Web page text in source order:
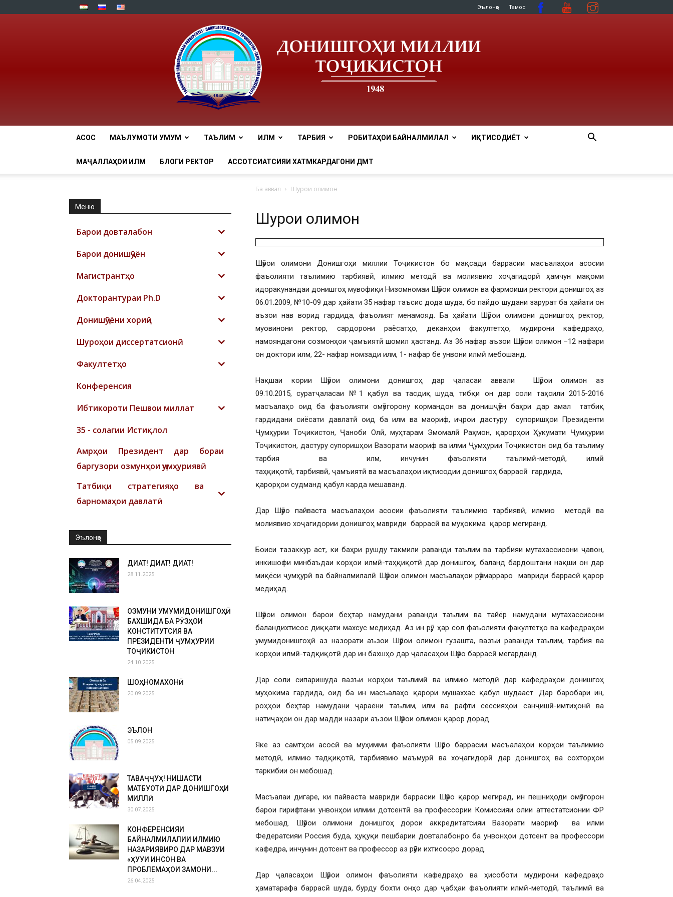
Эълонҳо Тамос
tnu
АСОСӢ МАЪЛУМОТИ УМУМӢ ТАЪЛИМ ИЛМ ТАРБИЯ РОБИТАҲОИ БАЙНАЛМИЛАЛӢ ИҚТИСОДИЁТ
МАҶАЛЛАҲОИ ИЛМӢ БЛОГИ РЕКТОР АССОТСИАТСИЯИ ХАТМКАРДАГОНИ ДМТ
Ба аввал Шурои олимон
Шурои олимон
Шӯрои олимони Донишгоҳи миллии Тоҷикистон бо мақсади баррасии масъалаҳои асосии
фаъолияти таълимию тарбиявӣ, илмию методӣ ва молиявию хоҷагидорӣ ҳамчун мақоми
идоракунандаи донишгоҳ мувофиқи Низомномаи Шӯрои олимон ва фармоиши ректори донишгоҳ аз
06.01.2009, №10-09 дар ҳайати 35 нафар таъсис дода шуда, бо пайдо шудани зарурат ба ҳайати он
аъзои нав ворид гардида, фаъолият менамояд. Ба ҳайати Шӯрои олимони донишгоҳ ректор,
муовинони ректор, сардорони раёсатҳо, деканҳои факултетҳо, мудирони кафедраҳо,
намояндагони созмонҳои ҷамъиятӣ шомил ҳастанд. Аз 36 нафар аъзои Шӯрои олимон –12 нафари
он доктори илм, 22- нафар номзади илм, 1- нафар бе унвони илмӣ мебошанд.
Нақшаи кории Шӯрои олимони донишгоҳ дар ҷаласаи аввали Шӯрои олимон аз
09.10.2015, суратҷаласаи №1 қабул ва тасдиқ шуда, тибқи он дар соли таҳсили 2015-2016
масъалаҳо оид ба фаъолияти омӯзгорону кормандон ва донишҷӯён баҳри дар амал татбиқ
гардидани сиёсати давлатӣ оид ба илм ва маориф, иҷрои дастуру супоришҳои Президенти
Ҷумҳурии Тоҷикистон, Ҷаноби Олӣ, муҳтарам Эмомалӣ Раҳмон, қарорҳои Ҳукумати Ҷумҳурии
Тоҷикистон, дастуру супоришҳои Вазорати маориф ва илми Ҷумҳурии Тоҷикистон оид ба таълиму
тарбия ва илм, инчунин фаъолияти таълимӣ-методӣ, илмӣ
таҳқиқотӣ, тарбиявӣ, ҷамъиятӣ ва масъалаҳои иқтисодии донишгоҳ баррасӣ гардида,
қарорҳои судманд қабул карда мешаванд.
Дар Шӯро пайваста масъалаҳои асосии фаъолияти таълимию тарбиявӣ, илмию методӣ ва
молиявию хоҷагидории донишгоҳ мавриди баррасӣ ва муҳокима қарор мегиранд.
Боиси тазаккур аст, ки баҳри рушду такмили раванди таълим ва тарбияи мутахассисони ҷавон,
инкишофи минбаъдаи корҳои илмӣ-таҳқиқотӣ дар донишгоҳ, баланд бардоштани нақши он дар
миқёси ҷумҳурӣ ва байналмилалӣ Шӯрои олимон масъалаҳои рӯзмарраро мавриди баррасӣ қарор
медиҳад.
Шӯрои олимон барои беҳтар намудани раванди таълим ва тайёр намудани мутахассисони
баландихтисос диққати махсус медиҳад. Аз ин рӯ, ҳар сол фаъолияти факултетҳо ва кафедраҳои
умумидонишгоҳӣ аз назорати аъзои Шӯрои олимон гузашта, вазъи раванди таълим, тарбия ва
корҳои илмӣ-тадқиқотӣ дар ин бахшҳо дар ҷаласаҳои Шӯро баррасӣ мегарданд.
Дар соли сипаришуда вазъи корҳои таълимӣ ва илмию методӣ дар кафедраҳои донишгоҳ
муҳокима гардида, оид ба ин масъалаҳо қарори мушаххас қабул шудааст. Дар баробари ин,
роҳҳои беҳтар намудани ҷараёни таълим, илм ва рафти сессияҳои cанҷишӣ-имтиҳонӣ ва
натиҷаҳои он дар мадди назари аъзои Шӯрои олимон қарор дорад.
Яке аз самтҳои асосӣ ва муҳимми фаъолияти Шӯро баррасии масъалаҳои корҳои таълимию
методӣ, илмию тадқиқотӣ, тарбиявию маъмурӣ ва хоҷагидорӣ дар донишгоҳ ва сохторҳои
таркибии он мебошад.
Масъалаи дигаре, ки пайваста мавриди баррасии Шӯро қарор мегирад, ин пешниҳоди омӯзгорон
барои гирифтани унвонҳои илмии дотсентӣ ва профессории Комиссияи олии аттестатсионии ФР
мебошад. Шӯрои олимони донишгоҳ дорои аккредитатсияи Вазорати маориф ва илми
Федератсияи Россия буда, ҳуқуқи пешбарии довталабонро ба унвонҳои дотсент ва профессори
кафедра, инчунин дотсент ва профессор аз рӯйи ихтисосро дорад.
Дар ҷаласаҳои Шӯрои олимон фаъолияти кафедраҳо ва ҳисоботи мудирони кафедраҳо
ҳаматарафа баррасӣ шуда, бурду бохти онҳо дар ҷабҳаи фаъолияти илмӣ-методӣ, таълимӣ ва
Меню
Барои довталабон
Барои донишҷӯён
Магистрантҳо
Докторантураи Ph.D
Донишҷӯёни хориҷӣ
Шyроҳои диссертатсионӣ
Факултетҳо
Конференсия
Ибтикороти Пешвои миллат
35 - солагии Истиқлол
Амрҳои Президент дар бораи
баргузори озмунҳои ҷумҳуриявӣ
Татбиқи стратегияҳо ва
барномаҳои давлатӣ
Эълонҳо
ДИҚҚАТ! ДИҚҚАТ! ДИҚҚАТ!
28.11.2025
ОЗМУНИ УМУМИДОНИШГОҲӢ
БАХШИДА БА РӮЗҲОИ
КОНСТИТУТСИЯ ВА
ПРЕЗИДЕНТИ ҶУМҲУРИИ
ТОҶИКИСТОН
24.10.2025
ШОҲНОМАХОНӢ
20.09.2025
ЭЪЛОН
05.09.2025
ТАВАҶҶУҲ! НИШАСТИ
МАТБУОТӢ ДАР ДОНИШГОҲИ
МИЛЛӢ
30.07.2025
КОНФЕРЕНСИЯИ
БАЙНАЛМИЛАЛИИ ИЛМИЮ
НАЗАРИЯВИРО ДАР МАВЗУИ
«ҲУҚУҚИ ИНСОН ВА
ПРОБЛЕМАҲОИ ЗАМОНИ...
26.04.2025